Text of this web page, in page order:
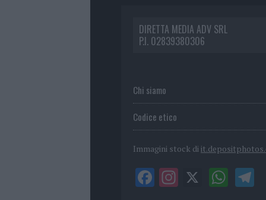
DIRETTA MEDIA ADV SRL
P.I. 02839380306
Chi siamo
Codice etico
Immagini stock di